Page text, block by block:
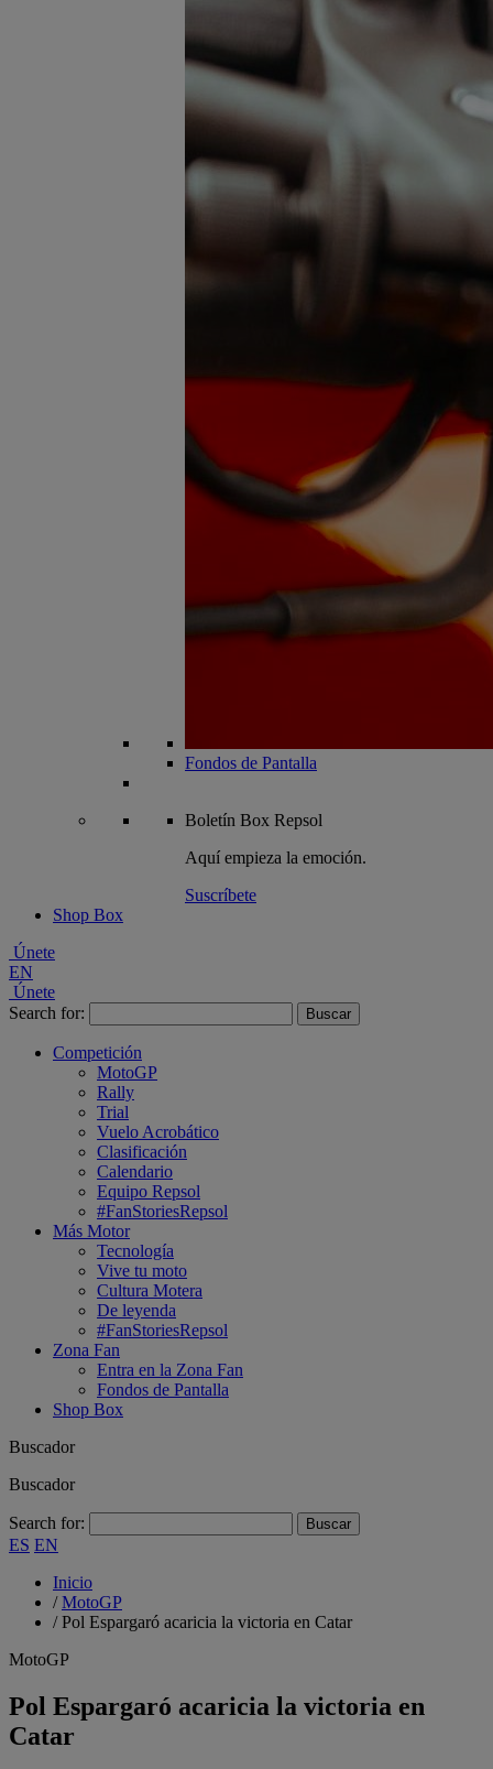
Fondos de Pantalla
Boletín Box Repsol
Aquí empieza la emoción.
Suscríbete
Shop Box
Únete
EN
Únete
Search for:
Competición
MotoGP
Rally
Trial
Vuelo Acrobático
Clasificación
Calendario
Equipo Repsol
#FanStoriesRepsol
Más Motor
Tecnología
Vive tu moto
Cultura Motera
De leyenda
#FanStoriesRepsol
Zona Fan
Entra en la Zona Fan
Fondos de Pantalla
Shop Box
Buscador
Buscador
Search for:
ES EN
Inicio
/MotoGP
/Pol Espargaró acaricia la victoria en Catar
MotoGP
Pol Espargaró acaricia la victoria en
Catar